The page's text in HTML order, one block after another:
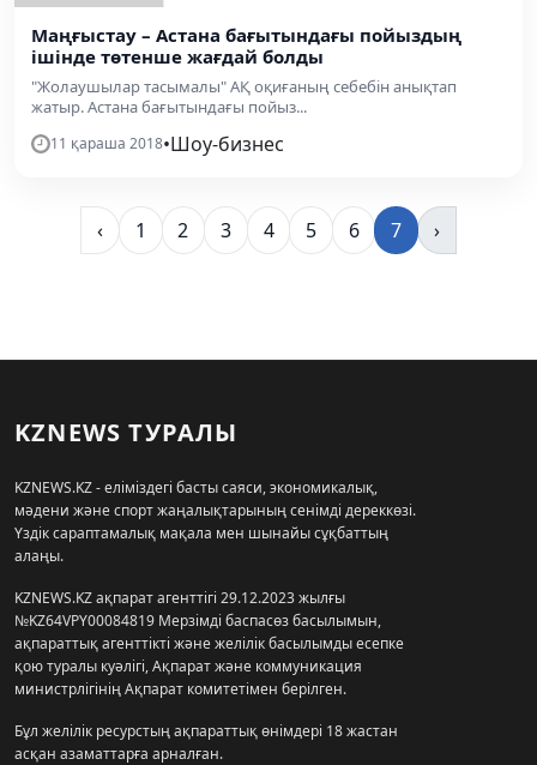
Маңғыстау – Астана бағытындағы пойыздың
ішінде төтенше жағдай болды
"Жолаушылар тасымалы" АҚ оқиғаның себебін анықтап
жатыр. Астана бағытындағы пойыз...
11 қараша 2018•Шоу-бизнес
‹ 1 2 3 4 5 6 7 ›
KZNEWS ТУРАЛЫ
KZNEWS.KZ - еліміздегі басты саяси, экономикалық,
мәдени және спорт жаңалықтарының сенімді дереккөзі.
Үздік сараптамалық мақала мен шынайы сұқбаттың
алаңы.
KZNEWS.KZ ақпарат агенттігі 29.12.2023 жылғы
№KZ64VPY00084819 Мерзімді баспасөз басылымын,
ақпараттық агенттікті және желілік басылымды есепке
қою туралы куәлігі, Ақпарат және коммуникация
министрлігінің Ақпарат комитетімен берілген.
Бұл желілік ресурстың ақпараттық өнімдері 18 жастан
асқан азаматтарға арналған.